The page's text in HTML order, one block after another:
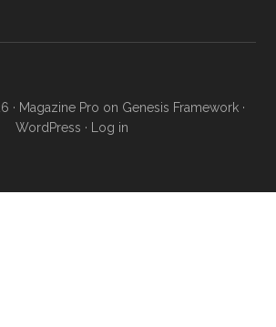
· Magazine Pro on Genesis Framework·
WordPress · Log in